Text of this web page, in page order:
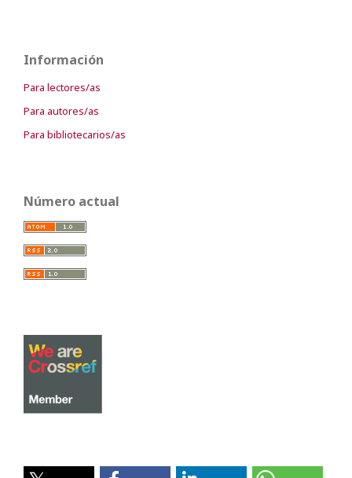
Información
Para lectores/as
Para autores/as
Para bibliotecarios/as
Número actual